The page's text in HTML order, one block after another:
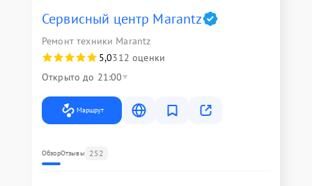
Сервисный центр Marantz
Ремонт техники Marantz
5,0312 оценки
Открыто до 21:00
Маршрут
ОбзорОтзывы 252